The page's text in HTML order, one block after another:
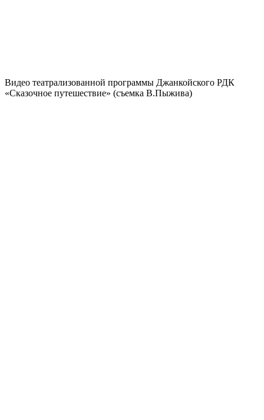
Видео театрализованной программы Джанкойского РДК
«Сказочное путешествие» (съемка В.Пыжива)